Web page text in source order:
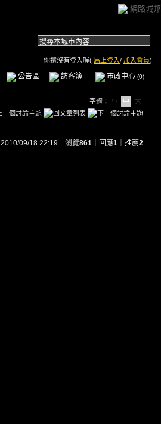
網路城邦
你還沒有登入喔( 馬上登入/ 加入會員)
公告區 訪客簿 市政中心 (0)
字體： 小 中
大
2010/09/18 22:19 瀏覽861 ｜回應1 推薦2